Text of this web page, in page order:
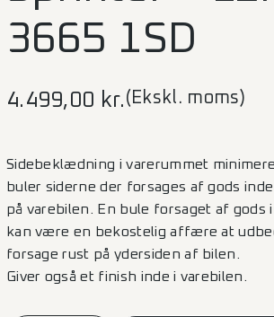
3665 1SD
4.499,00 kr. (Ekskl. moms)
Sidebeklædning i varerummet
buler siderne der forsages af gods
på varebilen. En bule forsaget af gods
kan være en bekostelig affære at
forsage rust på ydersiden af bilen.
Giver også et finish inde i varebilen.